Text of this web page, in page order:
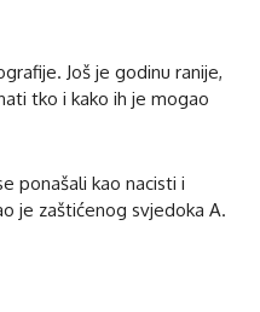
Još je godinu ranije,
tko i kako ih je mogao
ponašali kao nacisti i
je zaštićenog svjedoka A.